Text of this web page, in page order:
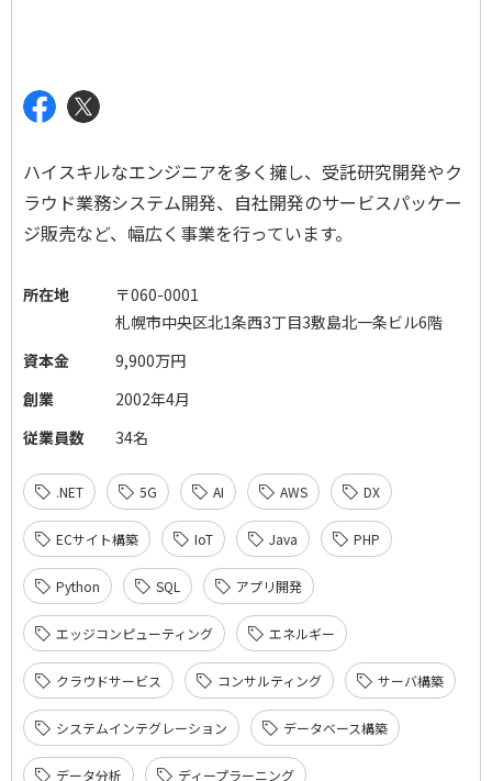
ハイスキルなエンジニアを多く擁し、受託研究開発やク
ラウド業務システム開発、自社開発のサービスパッケー
ジ販売など、幅広く事業を行っています。
所在地
〒060-0001
札幌市中央区北1条西3丁目3敷島北一条ビル6階
資本金
9,900万円
創業
2002年4月
従業員数
34名
.NET 5G AI AWS DX
ECサイト構築 IoT Java PHP
Python SQL アプリ開発
エッジコンピューティング エネルギー
クラウドサービス コンサルティング サーバ構築
システムインテグレーション データベース構築
データ分析 ディープラーニング